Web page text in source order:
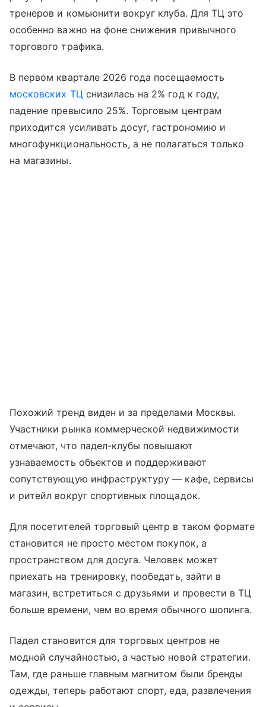
тренеров и комьюнити вокруг клуба. Для ТЦ это
особенно важно на фоне снижения привычного
торгового трафика.
В первом квартале 2026 года посещаемость
московских ТЦснизилась на 2% год к году,
падение превысило 25%. Торговым центрам
приходится усиливать досуг, гастрономию и
многофункциональность, а не полагаться только
на магазины.
Похожий тренд виден и за пределами Москвы.
Участники рынка коммерческой недвижимости
отмечают, что падел-клубы повышают
узнаваемость объектов и поддерживают
сопутствующую инфраструктуру — кафе, сервисы
и ритейл вокруг спортивных площадок.
Для посетителей торговый центр в таком формате
становится не просто местом покупок, а
пространством для досуга. Человек может
приехать на тренировку, пообедать, зайти в
магазин, встретиться с друзьями и провести в ТЦ
больше времени, чем во время обычного шопинга.
Падел становится для торговых центров не
модной случайностью, а частью новой стратегии.
Там, где раньше главным магнитом были бренды
одежды, теперь работают спорт, еда, развлечения